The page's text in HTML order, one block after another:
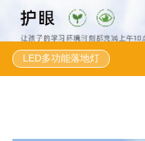
LED多功能落地灯